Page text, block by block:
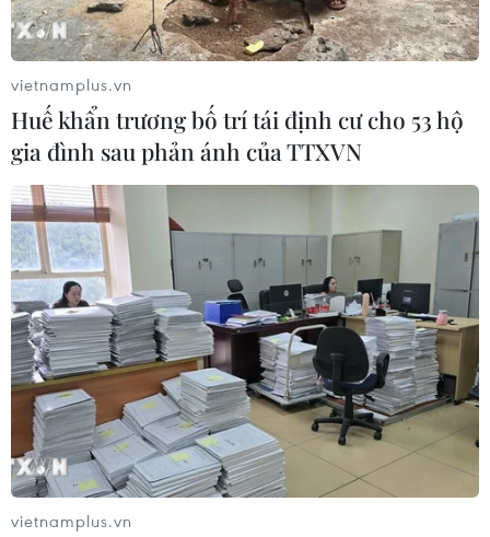
vietnamplus.vn
Huế khẩn trương bố trí tái định cư cho 53 hộ
gia đình sau phản ánh của TTXVN
vietnamplus.vn